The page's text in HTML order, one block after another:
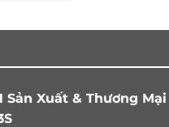
Sản Xuất & Thương Mại